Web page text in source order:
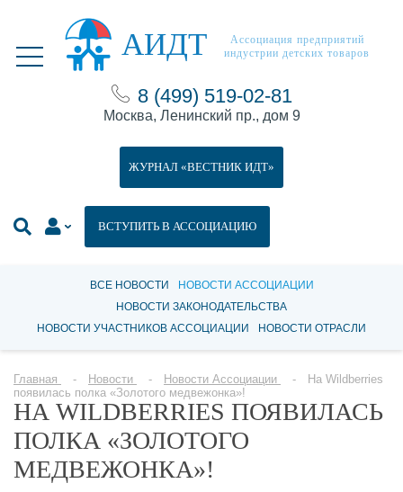
АИДТ
Ассоциация предприятий
индустрии детских товаров
8 (499) 519-02-81
Москва, Ленинский пр., дом 9
ВСТУПИТЬ В АССОЦИАЦИЮ
ЖУРНАЛ «ВЕСТНИК ИДТ»
ВСЕ НОВОСТИ
НОВОСТИ АССОЦИАЦИИ
НОВОСТИ ЗАКОНОДАТЕЛЬСТВА
НОВОСТИ УЧАСТНИКОВ АССОЦИАЦИИ
НОВОСТИ ОТРАСЛИ
Главная Новости Новости Ассоциации
На Wildberries
появилась полка «Золотого медвежонка»!
НА WILDBERRIES ПОЯВИЛАСЬ
ПОЛКА «ЗОЛОТОГО
МЕДВЕЖОНКА»!